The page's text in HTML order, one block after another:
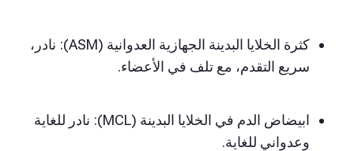
كثرة الخلايا البدينة الجهازية العدوانية (ASM): نادر،
سريع التقدم، مع تلف في الأعضاء.
ابيضاض الدم في الخلايا البدينة (MCL): نادر للغاية
وعدواني للغاية.